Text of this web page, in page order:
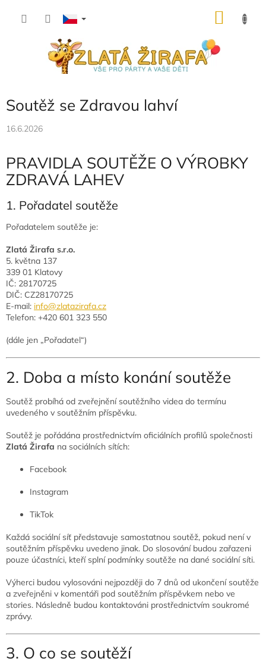
Soutěž se Zdravou lahví
16.6.2026
PRAVIDLA SOUTĚŽE O VÝROBKY
ZDRAVÁ LAHEV
1. Pořadatel soutěže
Pořadatelem soutěže je:
Zlatá Žirafa s.r.o.
5. května 137
339 01 Klatovy
IČ: 28170725
DIČ: CZ28170725
E-mail: info@zlatazirafa.cz
Telefon: +420 601 323 550
(dále jen „Pořadatel“)
2. Doba a místo konání soutěže
Soutěž probíhá od zveřejnění soutěžního videa do termínu
uvedeného v soutěžním příspěvku.
Soutěž je pořádána prostřednictvím oficiálních profilů společnosti
Zlatá Žirafa na sociálních sítích:
Facebook
Instagram
TikTok
Každá sociální síť představuje samostatnou soutěž, pokud není v
soutěžním příspěvku uvedeno jinak. Do slosování budou zařazeni
pouze účastníci, kteří splní podmínky soutěže na dané sociální síti.
Výherci budou vylosováni nejpozději do 7 dnů od ukončení soutěže
a zveřejněni v komentáři pod soutěžním příspěvkem nebo ve
stories. Následně budou kontaktováni prostřednictvím soukromé
zprávy.
3. O co se soutěží